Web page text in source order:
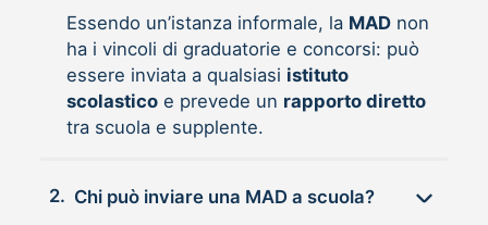
Essendo un’istanza informale, la MADnon
ha i vincoli di graduatorie e concorsi: può
essere inviata a qualsiasi istituto
scolasticoe prevede un rapporto diretto
tra scuola e supplente.
2. Chi può inviare una MAD a scuola?